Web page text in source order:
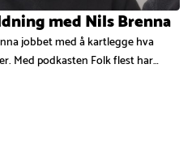
med Nils Brenna
jobbet med å kartlegge hva
Med podkasten Folk flest har…